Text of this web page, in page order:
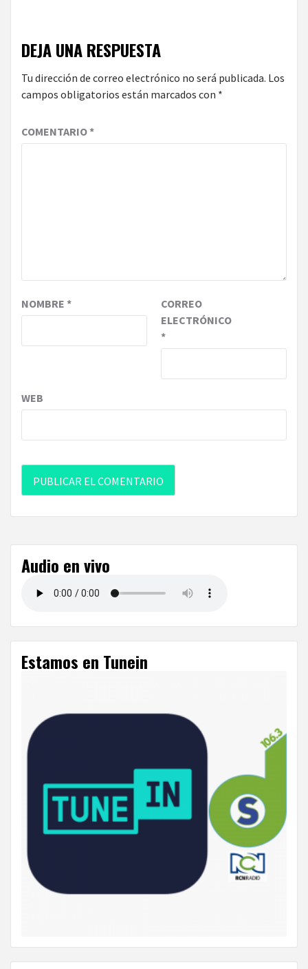
DEJA UNA RESPUESTA
Tu dirección de correo electrónico no será publicada. Los
campos obligatorios están marcados con *
COMENTARIO*
NOMBRE *
CORREO
ELECTRÓNICO
*
WEB
Audio en vivo
Estamos en Tunein